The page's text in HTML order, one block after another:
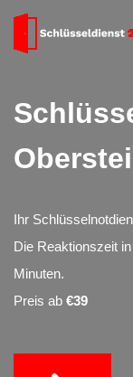
Ihr
Die Reaktionszeit
Minuten.
Preis ab €39